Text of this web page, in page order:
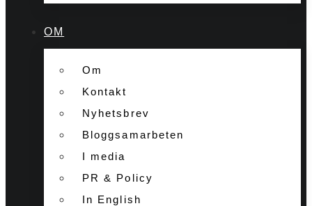
OM
Om
Kontakt
Nyhetsbrev
Bloggsamarbeten
I media
PR & Policy
In English